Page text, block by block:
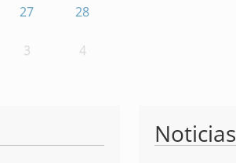
27 28
3 4
Noticias